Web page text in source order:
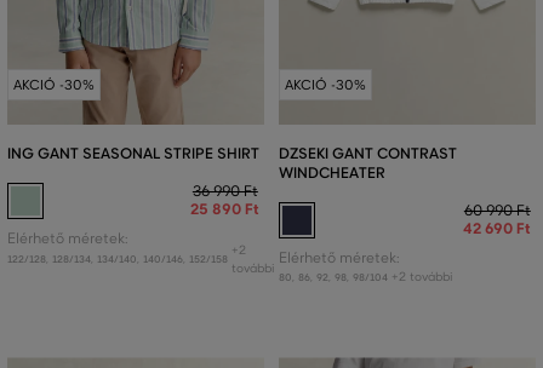
AKCIÓ -30%
ING GANT SEASONAL STRIPE SHIRT
36 990 Ft
25 890 Ft
Elérhető méretek:
122/128 128/134 134/140 140/146 152/158
+2
további
AKCIÓ -30%
DZSEKI GANT CONTRAST
WINDCHEATER
60 990 Ft
42 690 Ft
Elérhető méretek:
80 86 92 98 98/104 +2 további